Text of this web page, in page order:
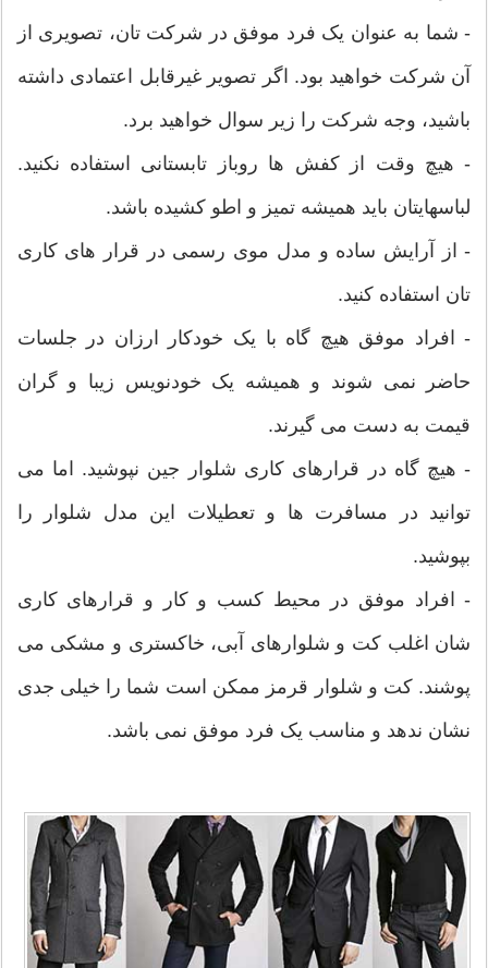
- شما به عنوان یک فرد موفق در شرکت تان، تصویری از
آن شرکت خواهید بود. اگر تصویر غیرقابل اعتمادی داشته
باشید، وجه شرکت را زیر سوال خواهید برد.
- هیچ وقت از کفش ها روباز تابستانی استفاده نکنید.
لباسهایتان باید همیشه تمیز و اطو کشیده باشد.
- از آرایش ساده و مدل موی رسمی در قرار های کاری
تان استفاده کنید.
- افراد موفق هیچ گاه با یک خودکار ارزان در جلسات
حاضر نمی شوند و همیشه یک خودنویس زیبا و گران
قیمت به دست می گیرند.
- هیچ گاه در قرارهای کاری شلوار جین نپوشید. اما می
توانید در مسافرت ها و تعطیلات این مدل شلوار را
بپوشید.
- افراد موفق در محیط کسب و کار و قرارهای کاری
شان اغلب کت و شلوارهای آبی، خاکستری و مشکی می
پوشند. کت و شلوار قرمز ممکن است شما را خیلی جدی
نشان ندهد و مناسب یک فرد موفق نمی باشد.